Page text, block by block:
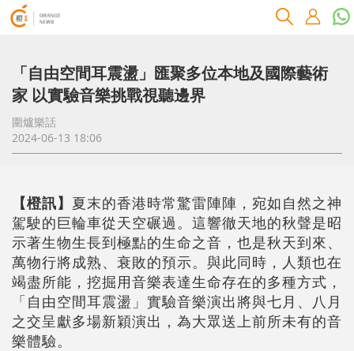
「自由空間耳震盪」匯聚多位本地及國際藝術
家 以實驗音樂挑戰視聽邊界
圍爐樂話
2024-06-13 18:06
【橙訊】 夏末的香港時常驚雷陣陣，宛如自然之神
駕駛的巨輪車從天空碾過。這響徹天地的秋聲是昭
示著生物生長到極點的生命之音，也是秋天到來、
萬物行將成熟、衰敗的預示。與此同時，人類也在
竭盡所能，挖掘用音樂表達生命存在的多種方式，
「自由空間耳震盪」實驗音樂演出將與七月、八月
之交呈獻多場新穎演出，為大眾送上前所未有的音
樂體驗。